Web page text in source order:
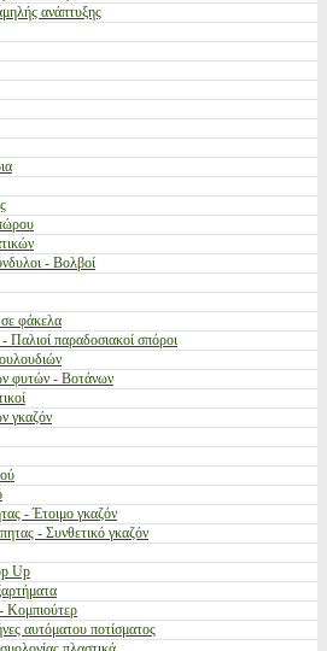
ανάπτυξης
- Βολβοί
φάκελα
Παλιοί παραδοσιακοί σπόροι
φυτών - Βοτάνων
γκαζόν
- Έτοιμο γκαζόν
- Συνθετικό γκαζόν
Up
Κομπιούτερ
αυτόματου ποτίσματος